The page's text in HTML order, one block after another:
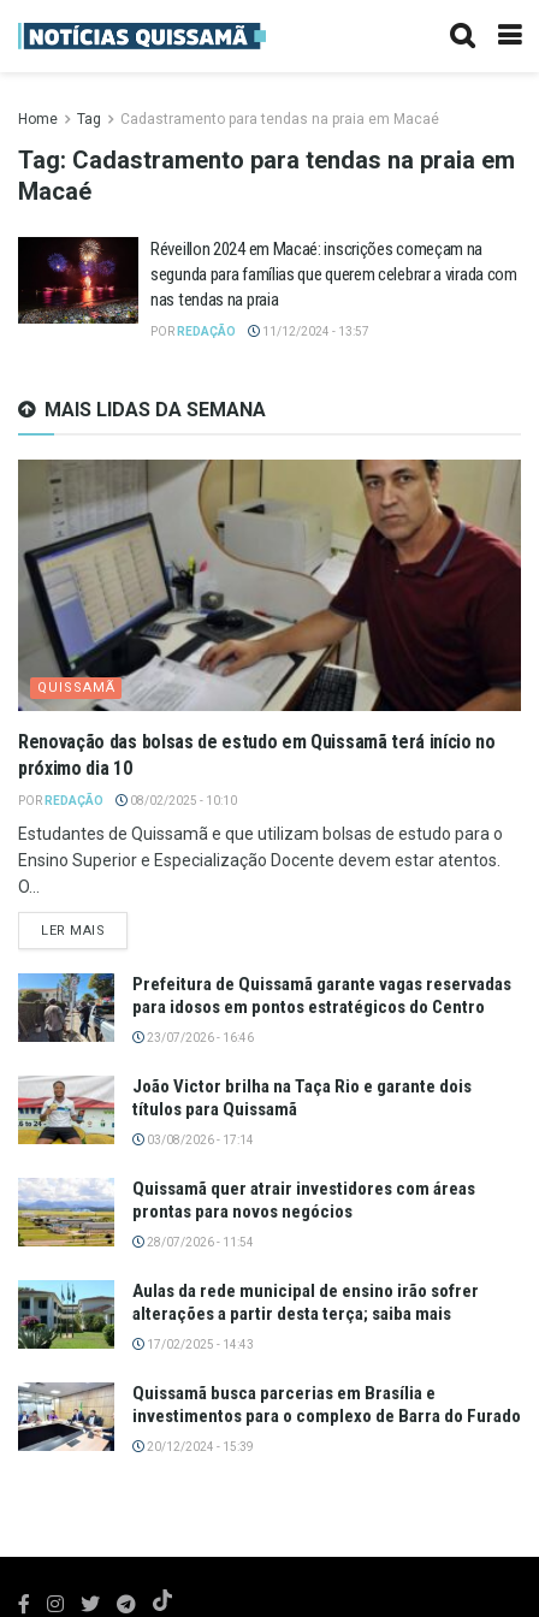
Home Tag Cadastramento para tendas na praia em Macaé
Tag: Cadastramento para tendas na praia em
Macaé
Réveillon 2024 em Macaé: inscrições começam na
segunda para famílias que querem celebrar a virada com
nas tendas na praia
POR REDAÇÃO 11/12/2024 - 13:57
MAIS LIDAS DA SEMANA
QUISSAMÃ
Renovação das bolsas de estudo em Quissamã terá início no
próximo dia 10
POR REDAÇÃO 08/02/2025 - 10:10
Estudantes de Quissamã e que utilizam bolsas de estudo para o
Ensino Superior e Especialização Docente devem estar atentos.
O...
LER MAIS
Prefeitura de Quissamã garante vagas reservadas
para idosos em pontos estratégicos do Centro
23/07/2026 - 16:46
João Victor brilha na Taça Rio e garante dois
títulos para Quissamã
03/08/2026 - 17:14
Quissamã quer atrair investidores com áreas
prontas para novos negócios
28/07/2026 - 11:54
Aulas da rede municipal de ensino irão sofrer
alterações a partir desta terça; saiba mais
17/02/2025 - 14:43
Quissamã busca parcerias em Brasília e
investimentos para o complexo de Barra do Furado
20/12/2024 - 15:39